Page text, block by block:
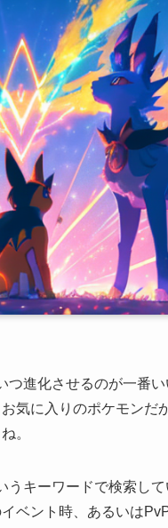
進化させるのが一番
気に入りのポケモンだ
。
キーワードで検索し
ベント時、あるいは